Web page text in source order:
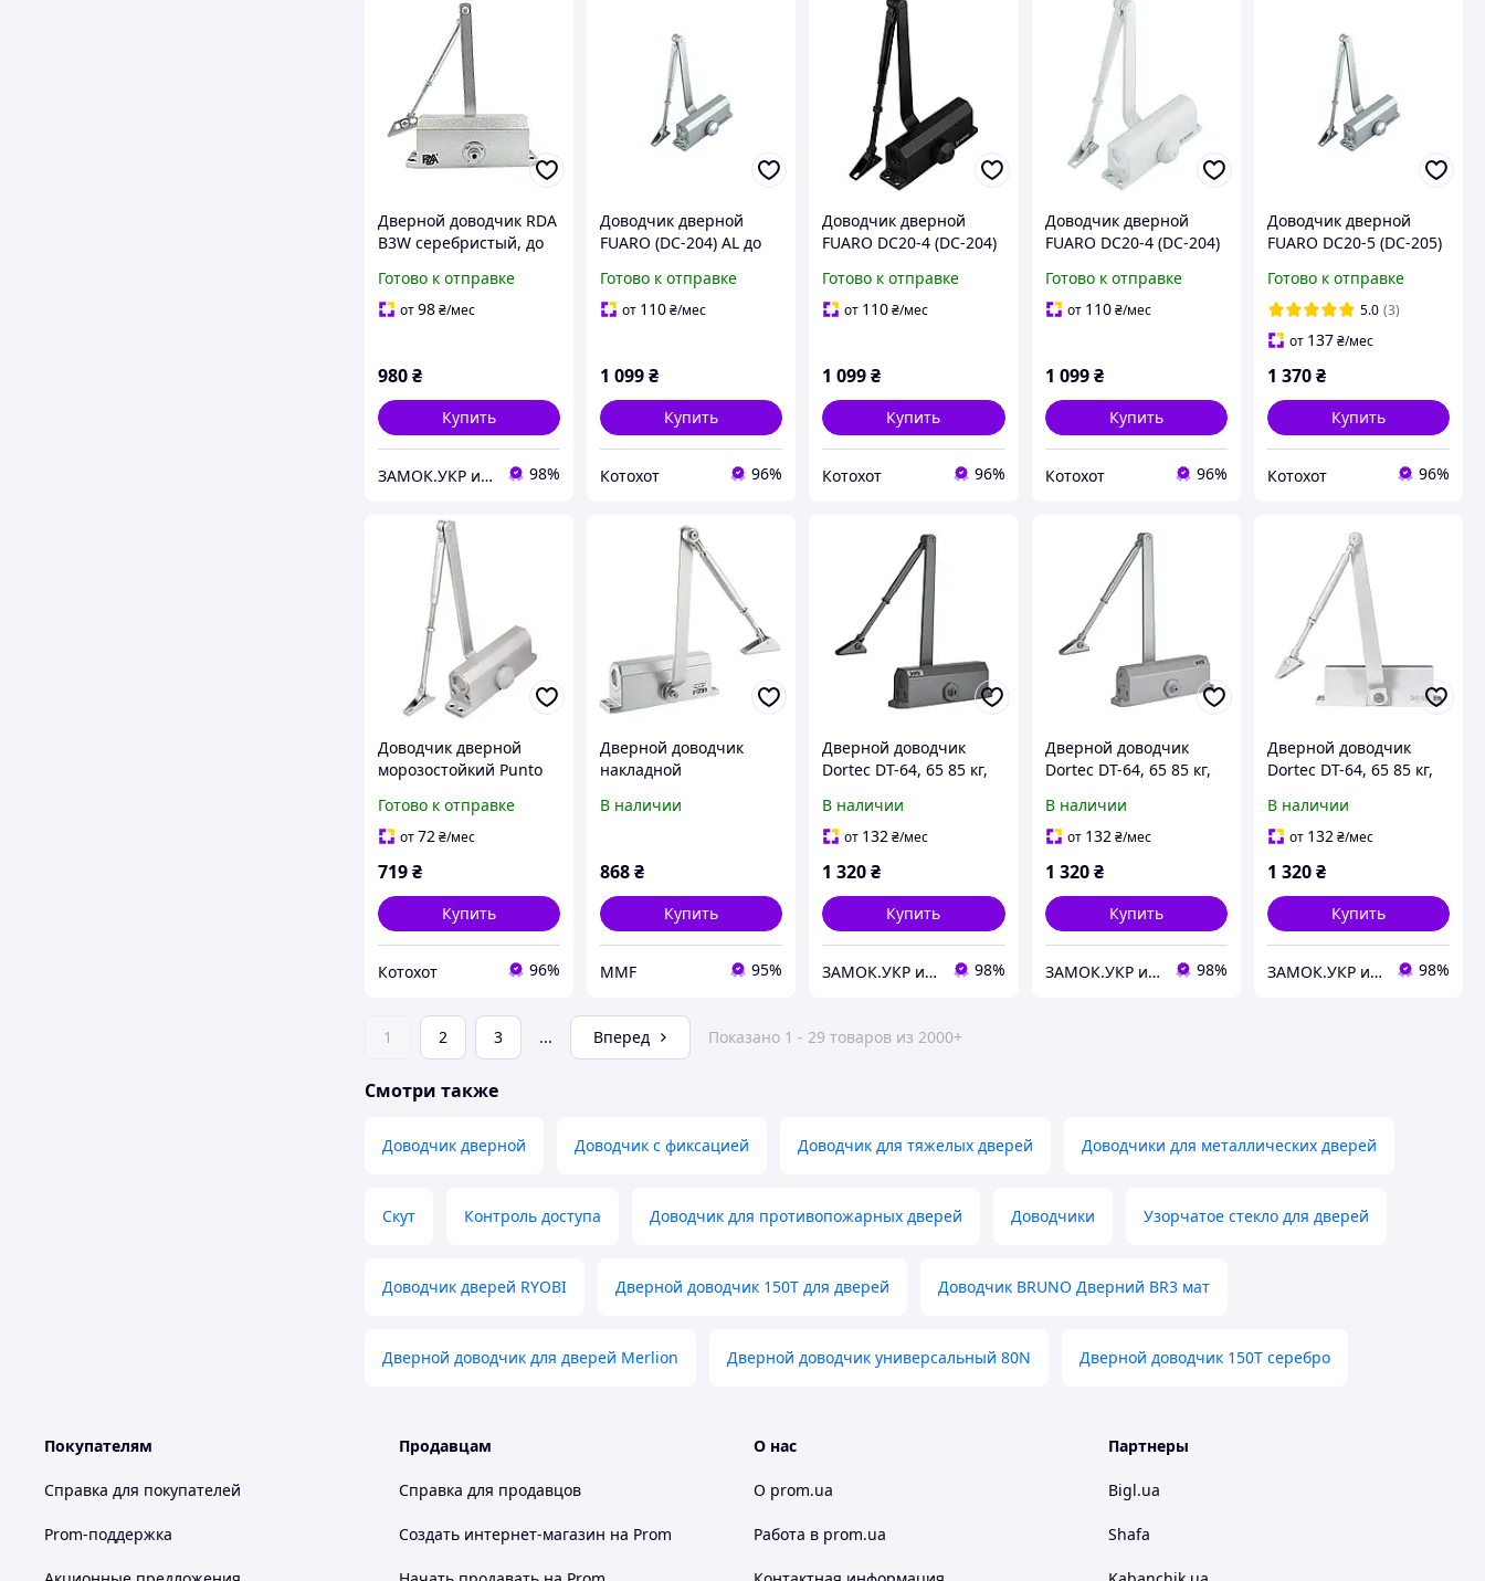
Дверной доводчик RDA
B3W серебристый, до
(Китай)
Готово к отправке
от98₴/мес
980₴
Купить
ЗАМОК.УКР интернет-магазин замков и фурнитуры 98%
Доводчик дверной
FUARO (DC-204) AL до
Готово к отправке
от 110₴/мес
1 099₴
Купить
Котохот 96%
Доводчик дверной
FUARO DC20-4 (DC-204)
Готово к отправке
от 110₴/мес
1 099₴
Купить
Котохот 96%
Доводчик дверной
FUARO DC20-4 (DC-204)
Готово к отправке
от 110 ₴/мес
1 099 ₴
Купить
Котохот 96%
Доводчик дверной
FUARO DC20-5 (DC-205)
(алюминий)
Готово к отправке
5.0 (3)
от 137₴/мес
1 370₴
Купить
Котохот 96%
Доводчик дверной
морозостойкий Punto
(алюминий)
Готово к отправке
от72₴/мес
719₴
Купить
Котохот 96%
Дверной доводчик
накладной
В наличии
868₴
Купить
MMF 95%
Дверной доводчик
Dortec DT-64, 65 85 кг,
графит (Китай)
В наличии
от 132₴/мес
1 320₴
Купить
ЗАМОК.УКР интернет-магазин замков и фурнитуры 98%
Дверной доводчик
Dortec DT-64, 65 85 кг,
серебряный (Китай)
В наличии
от 132 ₴/мес
1 320 ₴
Купить
ЗАМОК.УКР интернет-магазин замков и фурнитуры 98%
Дверной доводчик
Dortec DT-64, 65 85 кг,
(Китай)
В наличии
от 132₴/мес
1 320₴
Купить
ЗАМОК.УКР интернет-магазин замков и фурнитуры 98%
1 2 3 ... Вперед Показано 1 - 29 товаров из 2000+
Смотри также
Доводчик дверной Доводчик с фиксацией Доводчик для тяжелых дверей Доводчики для металлических дверей
Скут Контроль доступа Доводчик для противопожарных дверей Доводчики Узорчатое стекло для дверей
Доводчик дверей RYOBI Дверной доводчик 150T для дверей Доводчик BRUNO Дверний BR3 мат
Дверной доводчик для дверей Merlion Дверной доводчик универсальный 80N Дверной доводчик 150T серебро
Покупателям
Справка для покупателей
Prom-поддержка
Продавцам
Справка для продавцов
Создать интернет-магазин на Prom
О нас
О prom.ua
Работа в prom.ua
Партнеры
Bigl.ua
Shafa